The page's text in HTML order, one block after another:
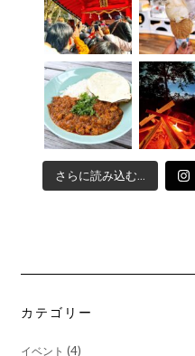
さらに読み込む...
カテゴリー
イベント (4)